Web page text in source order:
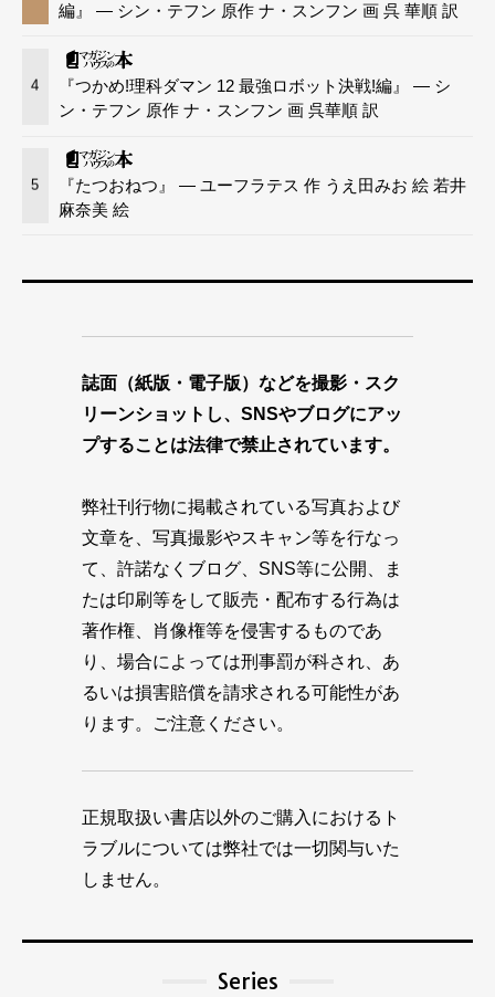
編』 — シン・テフン 原作 ナ・スンフン 画 呉 華順 訳
4
『つかめ!理科ダマン 12 最強ロボット決戦!編』 — シ
ン・テフン 原作 ナ・スンフン 画 呉華順 訳
5
『たつおねつ』 — ユーフラテス 作 うえ田みお 絵 若井
麻奈美 絵
誌面（紙版・電子版）などを撮影・スク
リーンショットし、SNSやブログにアッ
プすることは法律で禁止されています。
弊社刊行物に掲載されている写真および
文章を、写真撮影やスキャン等を行なっ
て、許諾なくブログ、SNS等に公開、ま
たは印刷等をして販売・配布する行為は
著作権、肖像権等を侵害するものであ
り、場合によっては刑事罰が科され、あ
るいは損害賠償を請求される可能性があ
ります。ご注意ください。
正規取扱い書店以外のご購入におけるト
ラブルについては弊社では一切関与いた
しません。
Series